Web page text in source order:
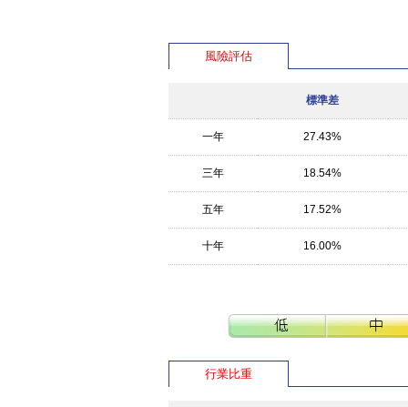
風險評估
標準差
一年 27.43%
三年 18.54%
五年 17.52%
十年 16.00%
行業比重